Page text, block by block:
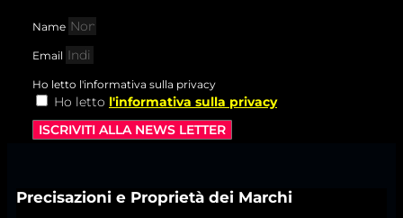
Name
Email
Ho letto l'informativa sulla privacy
Ho letto l'informativa sulla privacy
ISCRIVITI ALLA NEWS LETTER
Precisazioni e Proprietà dei Marchi